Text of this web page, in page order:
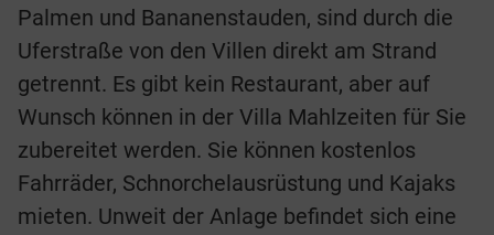
Palmen und Bananenstauden, sind durch die
Uferstraße von den Villen direkt am Strand
getrennt. Es gibt kein Restaurant, aber auf
Wunsch können in der Villa Mahlzeiten für Sie
zubereitet werden. Sie können kostenlos
Fahrräder, Schnorchelausrüstung und Kajaks
mieten. Unweit der Anlage befindet sich eine